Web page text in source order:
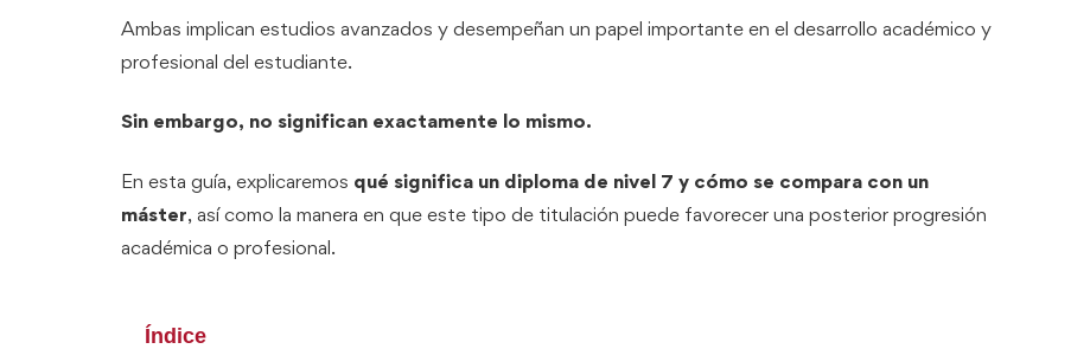
Ambas implican estudios avanzados y desempeñan un papel importante en el desarrollo académico y
profesional del estudiante.
Sin embargo, no significan exactamente lo mismo.
En esta guía, explicaremos qué significa un diploma de nivel 7 y cómo se compara con un
máster, así como la manera en que este tipo de titulación puede favorecer una posterior progresión
académica o profesional.
Índice